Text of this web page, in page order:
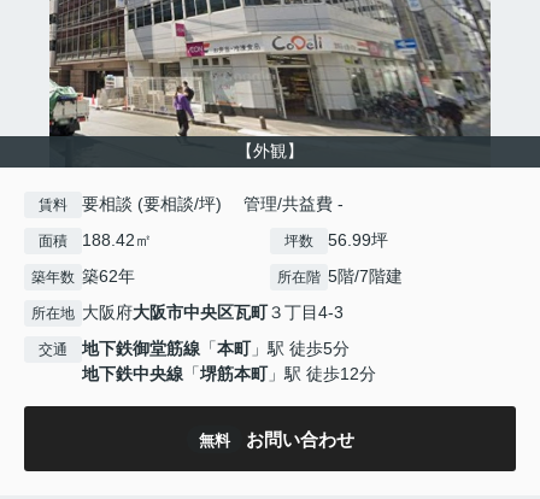
【外観】
賃料 要相談 (要相談/坪) 管理/共益費 -
面積 188.42㎡ 坪数 56.99坪
築年数 築62年 所在階 5階/7階建
所在地 大阪府大阪市中央区瓦町３丁目4-3
交通 地下鉄御堂筋線 「本町」駅 徒歩5分
地下鉄中央線 「堺筋本町」駅 徒歩12分
無料 お問い合わせ